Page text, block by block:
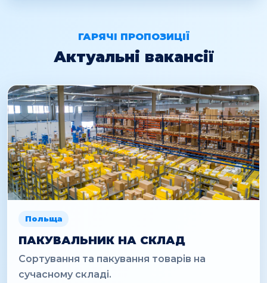
ГАРЯЧІ ПРОПОЗИЦІЇ
Актуальні вакансії
Польща
ПАКУВАЛЬНИК НА СКЛАД
Сортування та пакування товарів на
сучасному складі.